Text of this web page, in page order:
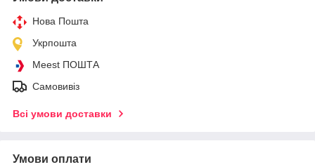
Нова Пошта
Укрпошта
Meest ПОШТА
Самовивіз
Всі умови доставки
Умови оплати